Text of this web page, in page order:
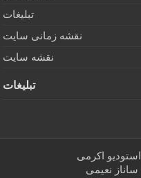
تبلیغات
نقشه زمانی سایت
نقشه سایت
تبلیغات
استودیو اکرمی
ساناز نعیمی